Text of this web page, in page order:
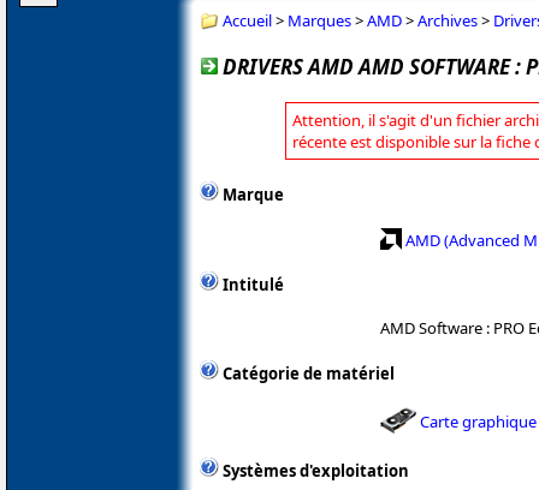
Accueil> Marques>AMD>Archives>
DRIVERS AMD AMD SOFTWARE :
Attention, il s'agit d'un fichier
récente est disponible sur la fiche
Marque
AMD (Advanced
Intitulé
AMD Software : PRO
Catégorie de matériel
Carte graphique
Systèmes d'exploitation